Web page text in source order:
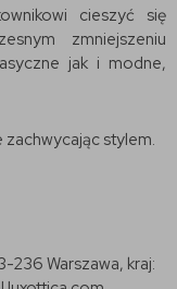
cieszyć się
zmniejszeniu
jak i modne,
stylem.
236 Warszawa, kraj: